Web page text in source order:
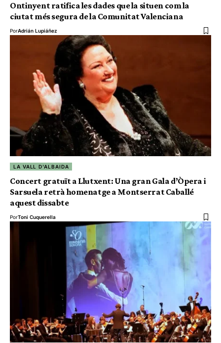
Ontinyent ratifica les dades que la situen com la
ciutat més segura de la Comunitat Valenciana
PorAdrián Lupiáñez
LA VALL D'ALBAIDA
Concert gratuït a Llutxent: Una gran Gala d’Òpera i
Sarsuela retrà homenatge a Montserrat Caballé
aquest dissabte
PorToni Cuquerella